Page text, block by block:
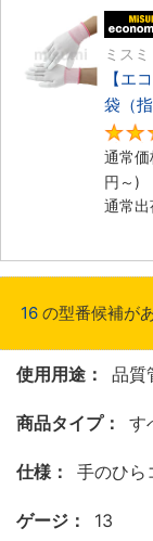
ミスミ
【エ
袋（
通常価
円 ～)
通常出
16 の型番候補が
使用用途： 品質
商品タイプ： す
仕様： 手のひら
ゲージ： 13